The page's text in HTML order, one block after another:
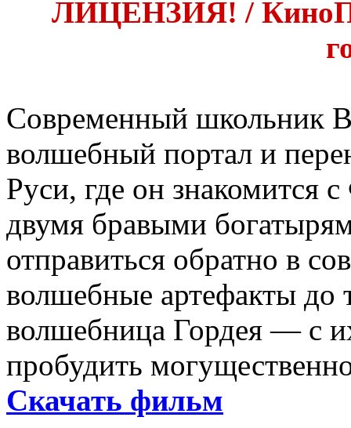
ЛИЦЕНЗИЯ! /
Современный школьник
волшебный портал и
Руси, где он
двумя бравыми
отправиться обратно в
волшебные артефакты до
волшебница Гордея — с
пробудить
Скачать фильм